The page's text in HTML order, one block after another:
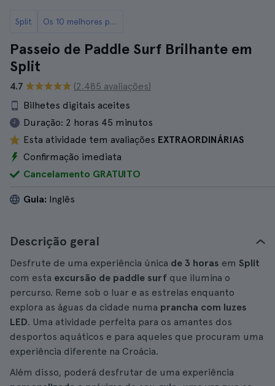
Split Os 10 melhores passeios de Split
Passeio de Paddle Surf Brilhante em
Split
4.7
(2.485 avaliações)
Bilhetes digitais aceites
Duração: 2 horas 45 minutos
Esta atividade tem avaliações EXTRAORDINÁRIAS
Confirmação imediata
Cancelamento GRATUITO
Guia: Inglês
Descrição geral
Desfrute de uma experiência única de 3 horas em Split
com esta excursão de paddle surf que ilumina o
percurso. Reme sob o luar e as estrelas enquanto
explora as águas da cidade numa prancha com luzes
LED. Uma atividade perfeita para os amantes dos
desportos aquáticos e para aqueles que procuram uma
experiência diferente na Croácia.
Além disso, poderá desfrutar de uma experiência